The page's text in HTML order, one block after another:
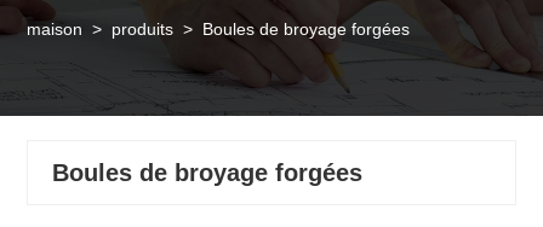
maison > produits > Boules de broyage forgées
Boules de broyage forgées